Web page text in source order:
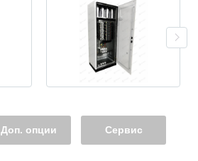
Доп. опции Сервис